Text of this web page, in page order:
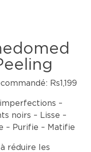
Rs1,199
–
noirs – Lisse –
– Purifie – Matifie
réduire les